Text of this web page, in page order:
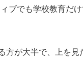
ブでも学校教育だ
方が大半で、上を見